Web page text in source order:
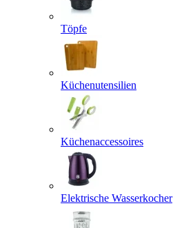
Töpfe
Küchenutensilien
Küchenaccessoires
Elektrische Wasserkocher